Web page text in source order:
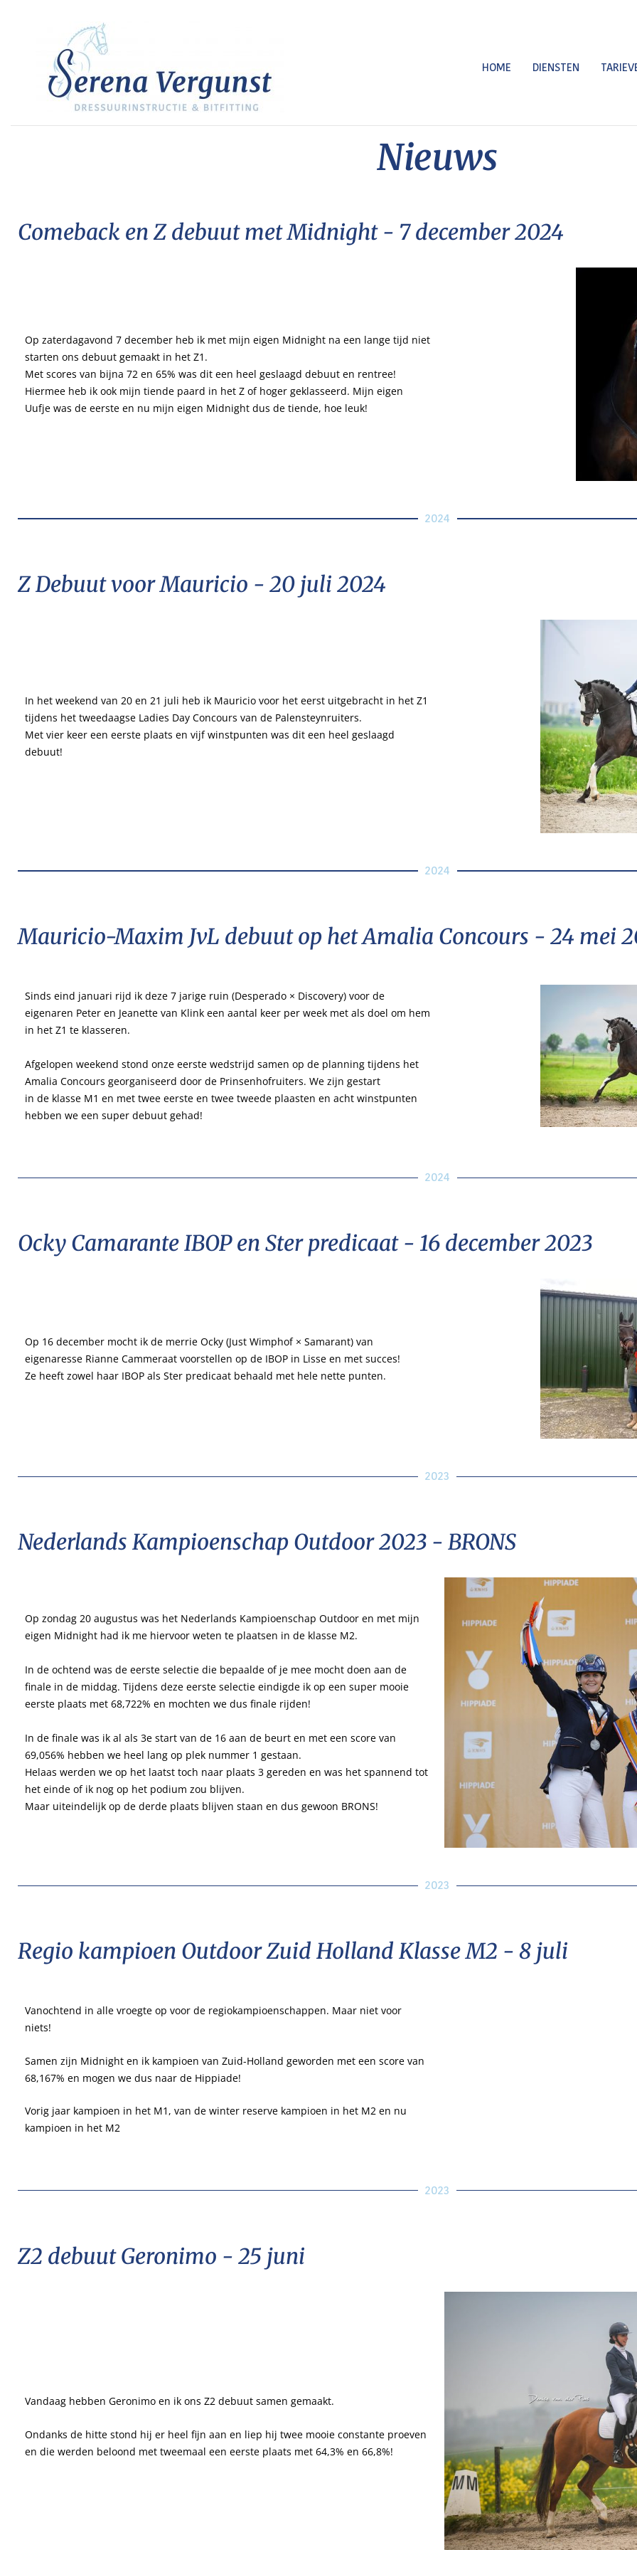
HOME DIENSTEN
Nieuws
Comeback en Z debuut met Midnight - 7 december 2024
Op zaterdagavond 7 december heb ik met mijn eigen Midnight na een lange tijd niet
starten ons debuut gemaakt in het Z1.
Met scores van bijna 72 en 65% was dit een heel geslaagd debuut en rentree!
Hiermee heb ik ook mijn tiende paard in het Z of hoger geklasseerd. Mijn eigen
Uufje was de eerste en nu mijn eigen Midnight dus de tiende, hoe leuk!
2024
Z Debuut voor Mauricio - 20 juli 2024
In het weekend van 20 en 21 juli heb ik Mauricio voor het eerst uitgebracht in het Z1
tijdens het tweedaagse Ladies Day Concours van de Palensteynruiters.
Met vier keer een eerste plaats en vijf winstpunten was dit een heel geslaagd
debuut!
2024
Mauricio-Maxim JvL debuut op het Amalia Concours - 24 mei
Sinds eind januari rijd ik deze 7 jarige ruin (Desperado × Discovery) voor de
eigenaren Peter en Jeanette van Klink een aantal keer per week met als doel om hem
in het Z1 te klasseren.
Afgelopen weekend stond onze eerste wedstrijd samen op de planning tijdens het
Amalia Concours georganiseerd door de Prinsenhofruiters. We zijn gestart
in de klasse M1 en met twee eerste en twee tweede plaasten en acht winstpunten
hebben we een super debuut gehad!
2024
Ocky Camarante IBOP en Ster predicaat - 16 december 2023
Op 16 december mocht ik de merrie Ocky (Just Wimphof × Samarant) van
eigenaresse Rianne Cammeraat voorstellen op de IBOP in Lisse en met succes!
Ze heeft zowel haar IBOP als Ster predicaat behaald met hele nette punten.
2023
Nederlands Kampioenschap Outdoor 2023 - BRONS
Op zondag 20 augustus was het Nederlands Kampioenschap Outdoor en met mijn
eigen Midnight had ik me hiervoor weten te plaatsen in de klasse M2.
In de ochtend was de eerste selectie die bepaalde of je mee mocht doen aan de
finale in de middag. Tijdens deze eerste selectie eindigde ik op een super mooie
eerste plaats met 68,722% en mochten we dus finale rijden!
In de finale was ik al als 3e start van de 16 aan de beurt en met een score van
69,056% hebben we heel lang op plek nummer 1 gestaan.
Helaas werden we op het laatst toch naar plaats 3 gereden en was het spannend tot
het einde of ik nog op het podium zou blijven.
Maar uiteindelijk op de derde plaats blijven staan en dus gewoon BRONS!
2023
Regio kampioen Outdoor Zuid Holland Klasse M2 - 8 juli
Vanochtend in alle vroegte op voor de regiokampioenschappen. Maar niet voor
niets!
Samen zijn Midnight en ik kampioen van Zuid-Holland geworden met een score van
68,167% en mogen we dus naar de Hippiade!
Vorig jaar kampioen in het M1, van de winter reserve kampioen in het M2 en nu
kampioen in het M2
2023
Z2 debuut Geronimo - 25 juni
Vandaag hebben Geronimo en ik ons Z2 debuut samen gemaakt.
Ondanks de hitte stond hij er heel fijn aan en liep hij twee mooie constante proeven
en die werden beloond met tweemaal een eerste plaats met 64,3% en 66,8%!